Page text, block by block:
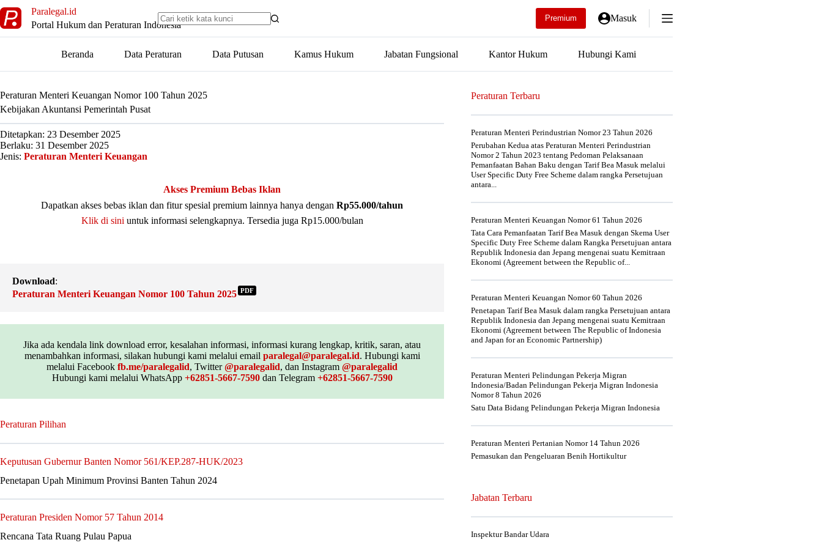
to
content
Paralegal.id
Portal Hukum dan Peraturan Indonesia
Premium Masuk
Beranda Data Peraturan Data Putusan Kamus Hukum Jabatan Fungsional Kantor Hukum Hubungi Kami
Peraturan Menteri Keuangan Nomor 100 Tahun 2025
Kebijakan Akuntansi Pemerintah Pusat
Ditetapkan: 23 Desember 2025
Berlaku: 31 Desember 2025
Jenis: Peraturan Menteri Keuangan
Akses Premium Bebas Iklan
Dapatkan akses bebas iklan dan fitur spesial premium lainnya hanya dengan Rp55.000/tahun
Klik di sini untuk informasi selengkapnya. Tersedia juga Rp15.000/bulan
Download:
Peraturan Menteri Keuangan Nomor 100 Tahun 2025 PDF
Jika ada kendala link download error, kesalahan informasi, informasi kurang lengkap, kritik, saran, atau
menambahkan informasi, silakan hubungi kami melalui email paralegal@paralegal.id. Hubungi kami
melalui Facebook fb.me/paralegalid, Twitter@paralegalid, dan Instagram @paralegalid
Hubungi kami melalui WhatsApp +62851-5667-7590dan Telegram +62851-5667-7590
Peraturan Pilihan
Keputusan Gubernur Banten Nomor 561/KEP.287-HUK/2023
Penetapan Upah Minimum Provinsi Banten Tahun 2024
Peraturan Presiden Nomor 57 Tahun 2014
Rencana Tata Ruang Pulau Papua
Peraturan Terbaru
Peraturan Menteri Perindustrian Nomor 23 Tahun 2026
Perubahan Kedua atas Peraturan Menteri Perindustrian
Nomor 2 Tahun 2023 tentang Pedoman Pelaksanaan
Pemanfaatan Bahan Baku dengan Tarif Bea Masuk melalui
User Specific Duty Free Scheme dalam rangka Persetujuan
antara...
Peraturan Menteri Keuangan Nomor 61 Tahun 2026
Tata Cara Pemanfaatan Tarif Bea Masuk dengan Skema User
Specific Duty Free Scheme dalam Rangka Persetujuan antara
Republik Indonesia dan Jepang mengenai suatu Kemitraan
Ekonomi (Agreement between the Republic of...
Peraturan Menteri Keuangan Nomor 60 Tahun 2026
Penetapan Tarif Bea Masuk dalam rangka Persetujuan antara
Republik Indonesia dan Jepang mengenai suatu Kemitraan
Ekonomi (Agreement between The Republic of Indonesia
and Japan for an Economic Partnership)
Peraturan Menteri Pelindungan Pekerja Migran
Indonesia/Badan Pelindungan Pekerja Migran Indonesia
Nomor 8 Tahun 2026
Satu Data Bidang Pelindungan Pekerja Migran Indonesia
Peraturan Menteri Pertanian Nomor 14 Tahun 2026
Pemasukan dan Pengeluaran Benih Hortikultur
Jabatan Terbaru
Inspektur Bandar Udara